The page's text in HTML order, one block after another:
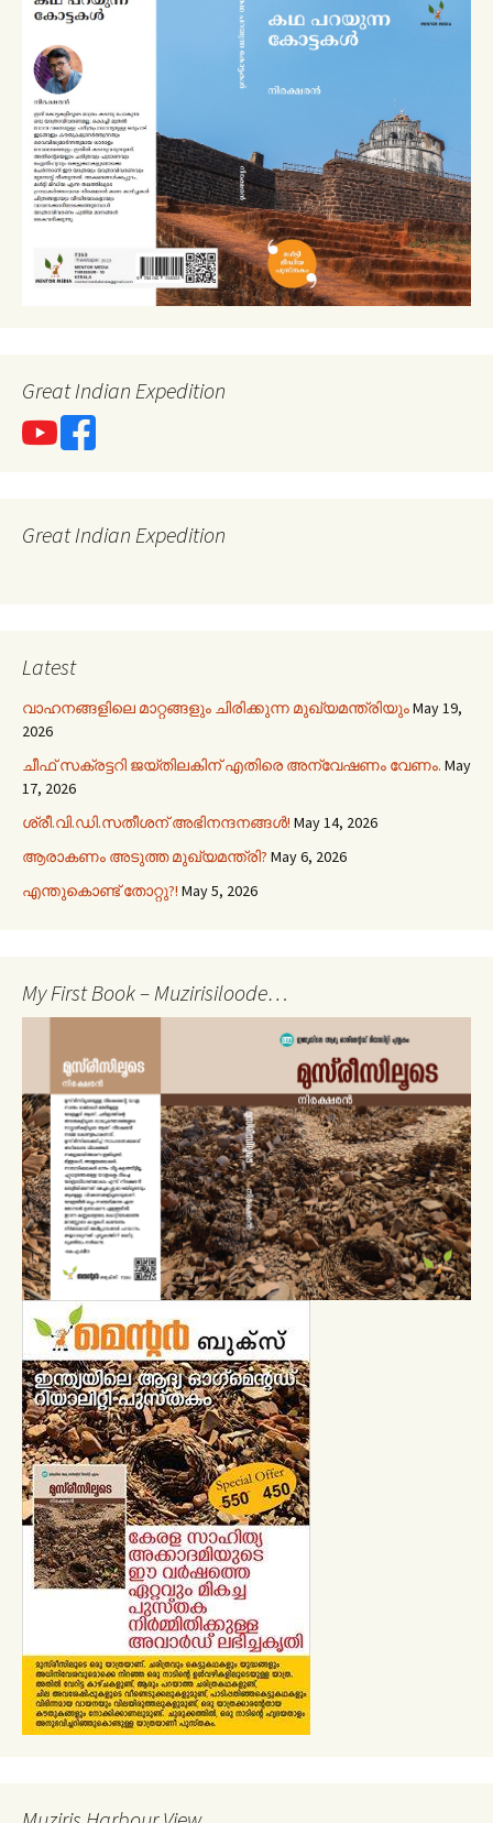
Great Indian Expedition
Great Indian Expedition
Latest
വാഹനങ്ങളിലെ മാറ്റങ്ങളും ചിരിക്കുന്ന മുഖ്യമന്ത്രിയുംMay 19,
2026
ചീഫ് സക്രട്ടറി ജയ്തിലകിന് എതിരെ അന്വേഷണം വേണം. May
17, 2026
ശ്രീ.വി.ഡി.സതീശന് അഭിനന്ദനങ്ങൾ! May 14, 2026
ആരാകണം അടുത്ത മുഖ്യമന്ത്രി? May 6, 2026
എന്തുകൊണ്ട് തോറ്റു?! May 5, 2026
My First Book – Muzirisiloode…